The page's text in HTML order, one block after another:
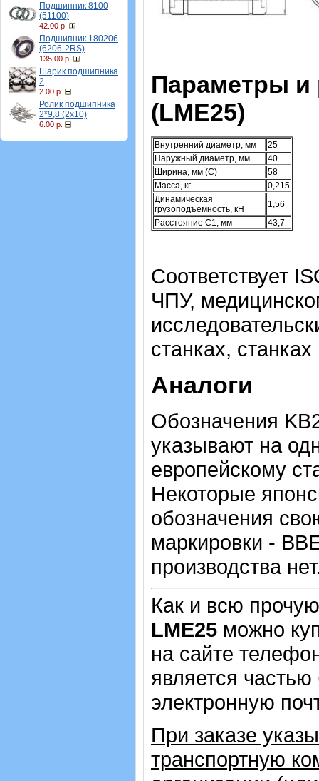
Подшипник 8100
(51100)
42.00 р.
Подшипник 180206
(6206-2RS)
135.00 р.
Шарик подшипника
2
2.00 р.
Ролик подшипника
2*9,8 (2х10)
6.00 р.
Параметры и
(LME25)
Внутренний диаметр, мм
25
Наружный диаметр, мм
40
Ширина, мм (C)
58
Масса, кг
0,215
Динамическая
грузоподъемность, кН
1,56
Расстояние C1, мм
43,7
Соответствует
ЧПУ,
станках,
Аналоги
Обозначения
указывают на
европейскому
Некоторые
обозначения
маркировки -
производства
Как и всю
LME25 можно
на сайте
является
электронную
При заказе
транспортную